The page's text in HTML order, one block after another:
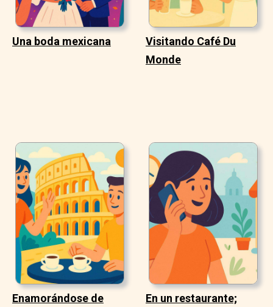
Una boda mexicana
Visitando Café Du
Monde
Enamorándose de
En un restaurante;